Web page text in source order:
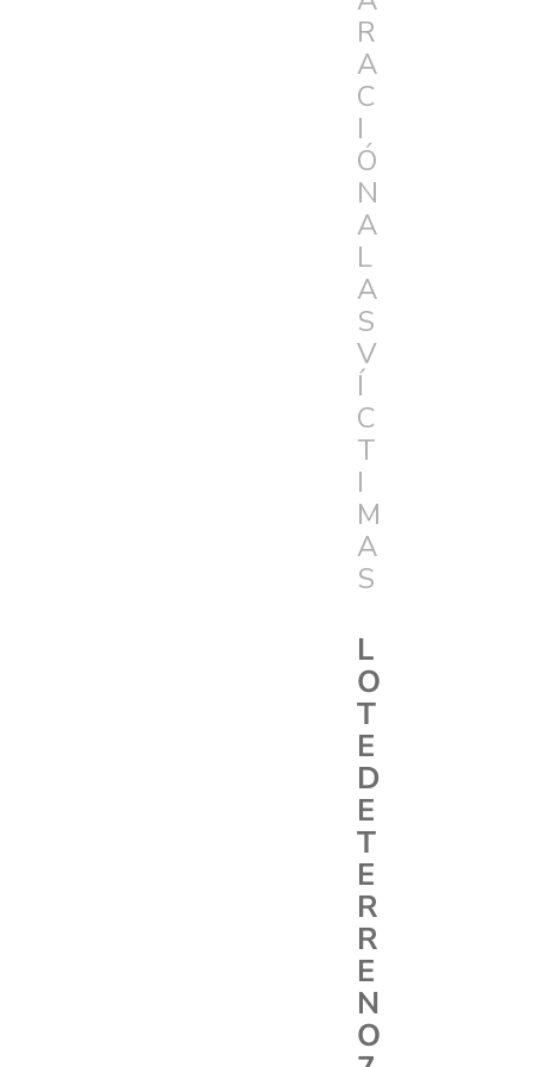
R
A
C
I
Ó
N
A
L
A
S
V
Í
C
T
I
M
A
S
L
O
T
E
D
E
T
E
R
R
E
N
O